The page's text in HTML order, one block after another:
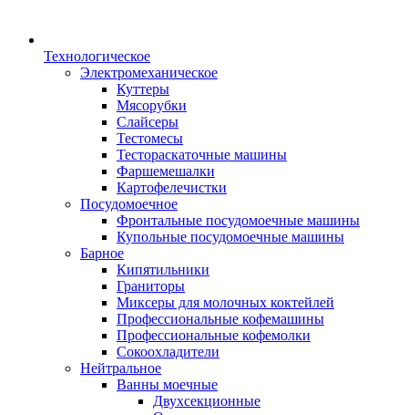
Технологическое
Электромеханическое
Куттеры
Мясорубки
Слайсеры
Тестомесы
Тестораскаточные машины
Фаршемешалки
Картофелечистки
Посудомоечное
Фронтальные посудомоечные машины
Купольные посудомоечные машины
Барное
Кипятильники
Граниторы
Миксеры для молочных коктейлей
Профессиональные кофемашины
Профессиональные кофемолки
Сокоохладители
Нейтральное
Ванны моечные
Двухсекционные